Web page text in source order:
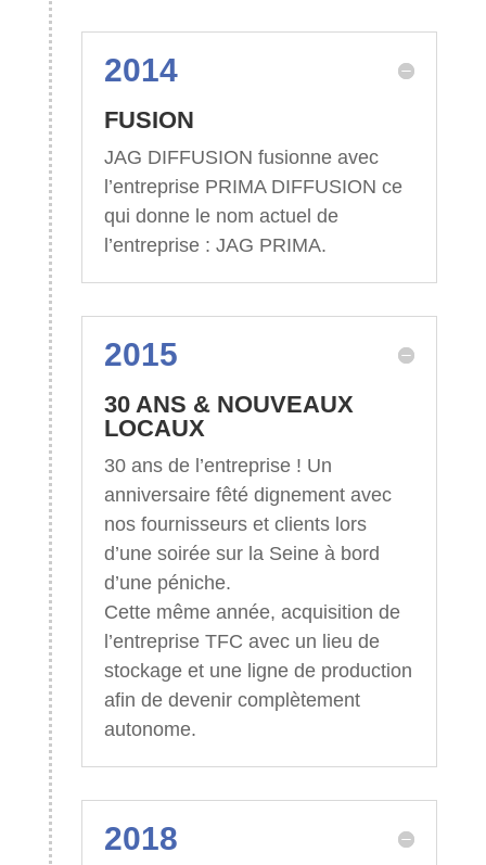
2014
FUSION
JAG DIFFUSION fusionne avec
l’entreprise PRIMA DIFFUSION ce
qui donne le nom actuel de
l’entreprise : JAG PRIMA.
2015
30 ANS & NOUVEAUX
LOCAUX
30 ans de l’entreprise ! Un
anniversaire fêté dignement avec
nos fournisseurs et clients lors
d’une soirée sur la Seine à bord
d’une péniche.
Cette même année, acquisition de
l’entreprise TFC avec un lieu de
stockage et une ligne de production
afin de devenir complètement
autonome.
2018